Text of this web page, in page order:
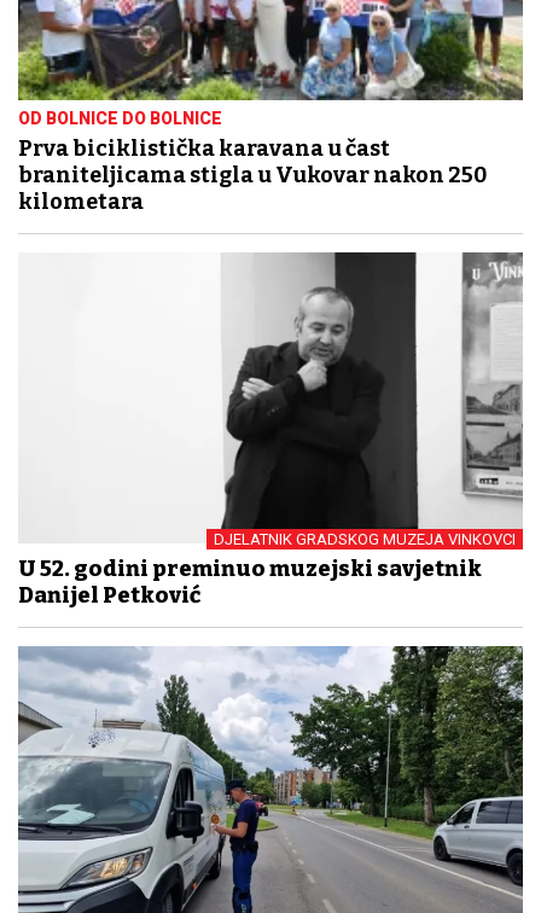
OD BOLNICE DO BOLNICE
Prva biciklistička karavana u čast
braniteljicama stigla u Vukovar nakon 250
kilometara
DJELATNIK GRADSKOG MUZEJA VINKOVCI
U 52. godini preminuo muzejski savjetnik
Danijel Petković